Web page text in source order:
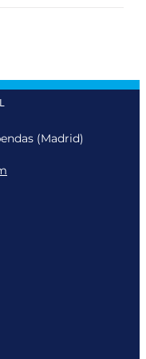
(Madrid)